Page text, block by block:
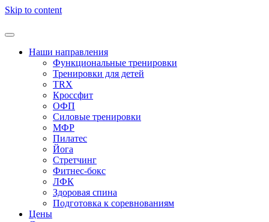
Skip to content
Наши направления
Функциональные тренировки
Тренировки для детей
TRX
Кроссфит
ОФП
Силовые тренировки
МФР
Пилатес
Йога
Стретчинг
Фитнес-бокс
ЛФК
Здоровая спина
Подготовка к соревнованиям
Цены